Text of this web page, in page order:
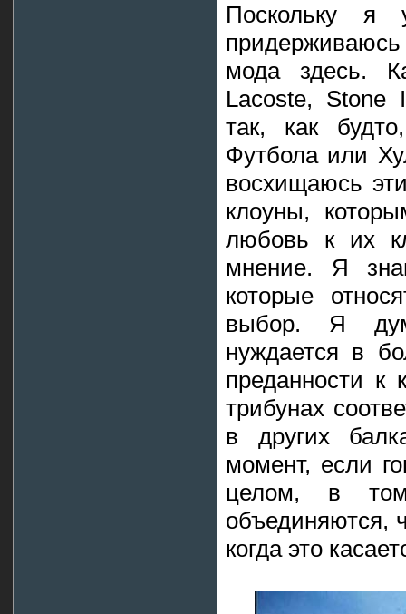
Поскольку
мода здесь.
Lacoste, Stone
так, как
Футбола или
восхищаюсь
клоуны,
любовь к их
мнение. Я
которые
выбор. Я
нуждается в
преданности к
трибунах
в других
момент, если
целом, в
объединяются,
когда это